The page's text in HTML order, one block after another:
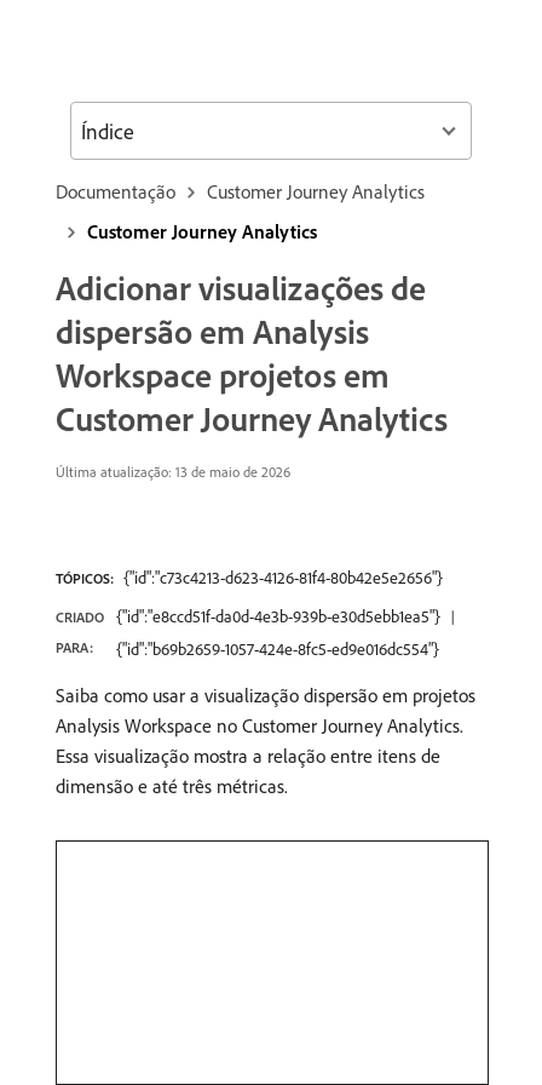
Documentação
Customer Journey Analytics
Customer Journey Analytics
Adicionar visualizações de
dispersão em Analysis
Workspace projetos em
Customer Journey Analytics
Última atualização: 13 de maio de 2026
TÓPICOS: {"id":"c73c4213-d623-4126-81f4-80b42e5e2656"}
CRIADO
PARA:
{"id":"e8ccd51f-da0d-4e3b-939b-e30d5ebb1ea5"}
{"id":"b69b2659-1057-424e-8fc5-ed9e016dc554"}
Saiba como usar a visualização dispersão em projetos
Analysis Workspace no Customer Journey Analytics.
Essa visualização mostra a relação entre itens de
dimensão e até três métricas.
Índice